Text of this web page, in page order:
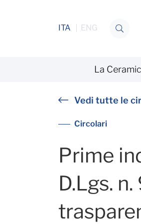
ITA ENG
La
Prime Vedi tutte le
Circolari
Prime
D.Lgs.